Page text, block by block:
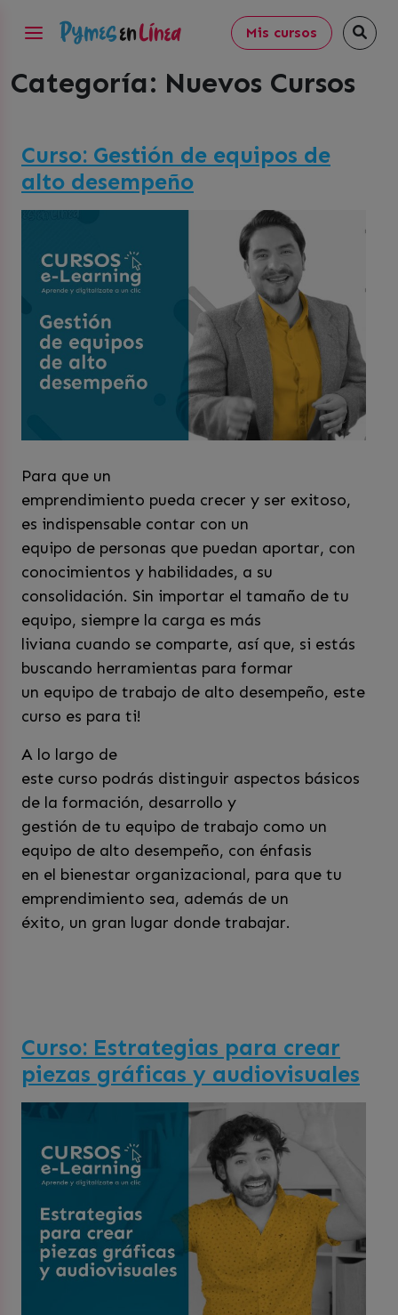
Mis cursos
Categoría: Nuevos Cursos
Curso: Gestión de equipos de
alto desempeño
Para que un
emprendimiento pueda crecer y ser exitoso,
es indispensable contar con un
equipo de personas que puedan aportar, con
conocimientos y habilidades, a su
consolidación. Sin importar el tamaño de tu
equipo, siempre la carga es más
liviana cuando se comparte, así que, si estás
buscando herramientas para formar
un equipo de trabajo de alto desempeño, este
curso es para ti!
A lo largo de
este curso podrás distinguir aspectos básicos
de la formación, desarrollo y
gestión de tu equipo de trabajo como un
equipo de alto desempeño, con énfasis
en el bienestar organizacional, para que tu
emprendimiento sea, además de un
éxito, un gran lugar donde trabajar.
Curso: Estrategias para crear
piezas gráficas y audiovisuales